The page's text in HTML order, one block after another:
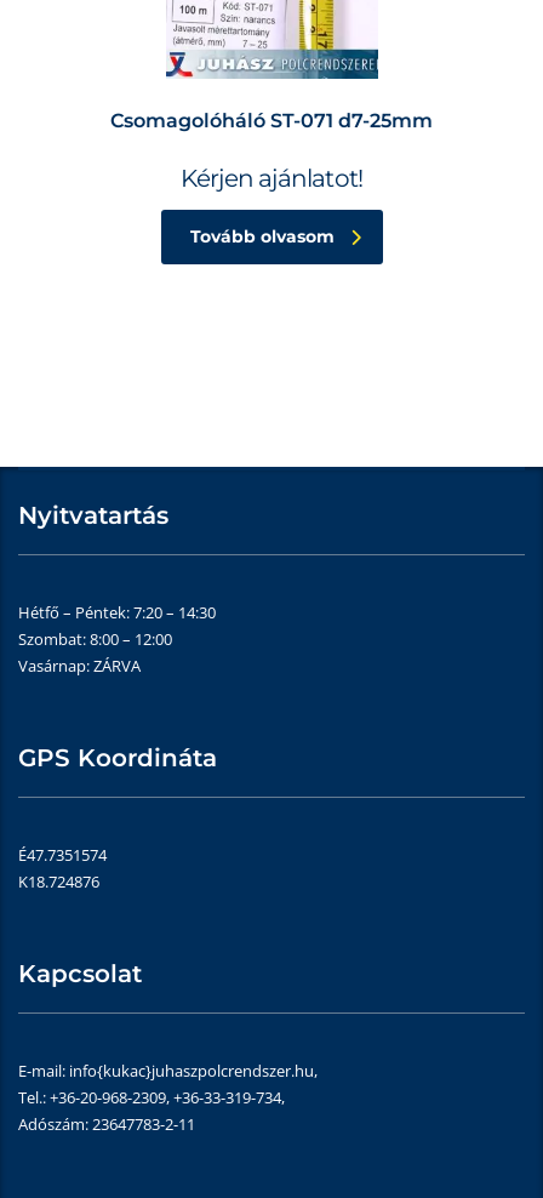
Csomagolóháló ST-071 d7-25mm
Kérjen ajánlatot!
Tovább olvasom
Nyitvatartás
Hétfő – Péntek: 7:20 – 14:30
Szombat: 8:00 – 12:00
Vasárnap: ZÁRVA
GPS Koordináta
É47.7351574
K18.724876
Kapcsolat
E-mail: info{kukac}juhaszpolcrendszer.hu,
Tel.: +36-20-968-2309, +36-33-319-734,
Adószám: 23647783-2-11